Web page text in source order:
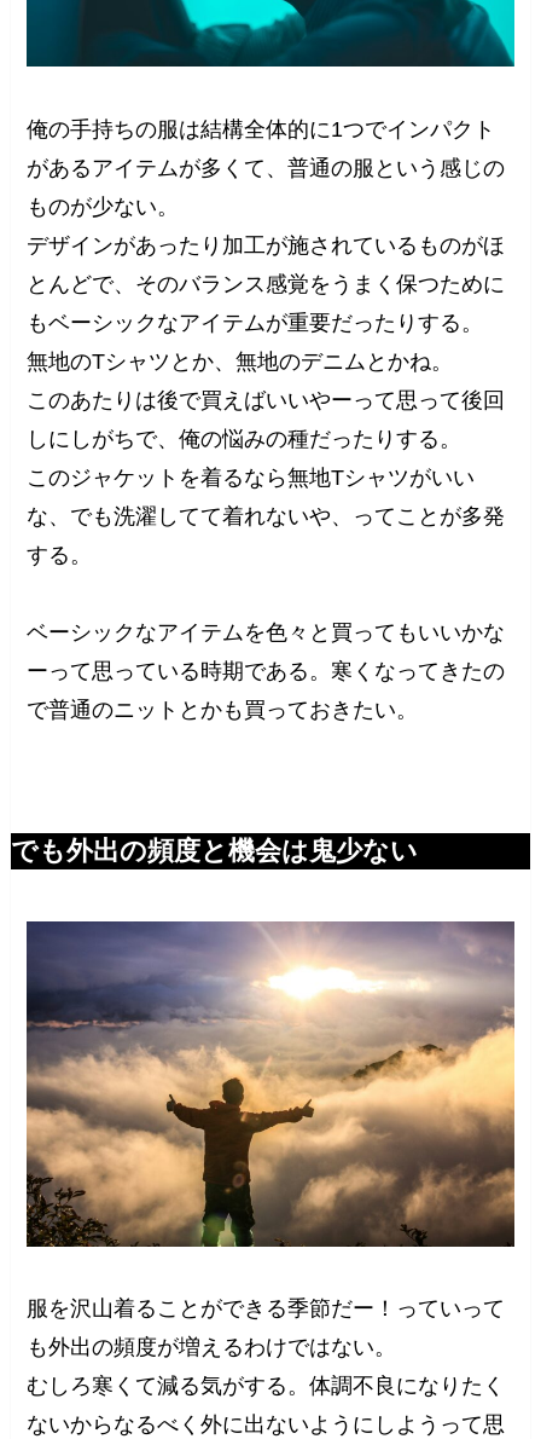
俺の手持ちの服は結構全体的に1つでインパクト
があるアイテムが多くて、普通の服という感じの
ものが少ない。
デザインがあったり加工が施されているものがほ
とんどで、そのバランス感覚をうまく保つために
もベーシックなアイテムが重要だったりする。
無地のTシャツとか、無地のデニムとかね。
このあたりは後で買えばいいやーって思って後回
しにしがちで、俺の悩みの種だったりする。
このジャケットを着るなら無地Tシャツがいい
な、でも洗濯してて着れないや、ってことが多発
する。
ベーシックなアイテムを色々と買ってもいいかな
ーって思っている時期である。寒くなってきたの
で普通のニットとかも買っておきたい。
でも外出の頻度と機会は鬼少ない
服を沢山着ることができる季節だー！っていって
も外出の頻度が増えるわけではない。
むしろ寒くて減る気がする。体調不良になりたく
ないからなるべく外に出ないようにしようって思